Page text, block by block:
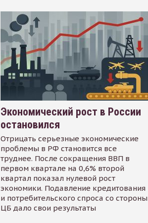
Экономический рост в России
остановился
Отрицать серьезные экономические
проблемы в РФ становится все
труднее. После сокращения ВВП в
первом квартале на 0,6% второй
квартал показал нулевой рост
экономики. Подавление кредитования
и потребительского спроса со стороны
ЦБ дало свои результаты